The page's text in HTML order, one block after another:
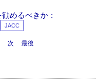
めるべきか：
JACC
次 最後